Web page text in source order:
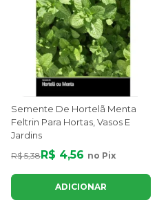
Semente De Hortelã Menta
Feltrin Para Hortas, Vasos E
Jardins
R$ 5,38R$ 4,56 no Pix
ADICIONAR